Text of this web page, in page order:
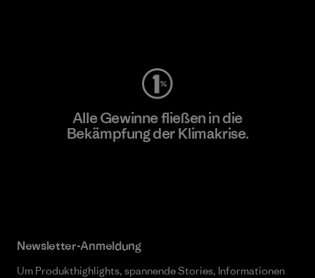
Alle Gewinne fließen in die
Bekämpfung der Klimakrise.
Newsletter-Anmeldung
Um Produkthighlights, spannende Stories, Informationen